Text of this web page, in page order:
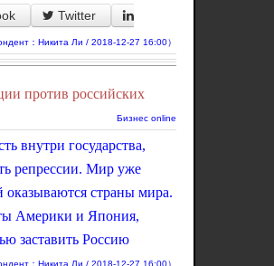
Twitter
：Никита Ли / 2018-12-27 16:00）
против российских
Бизнес online
внутри государства,
репрессии. Мир уже
оказываются страны мира.
Америки и Япония,
заставить Россию
：Никита Ли / 2018-12-27 16:00）